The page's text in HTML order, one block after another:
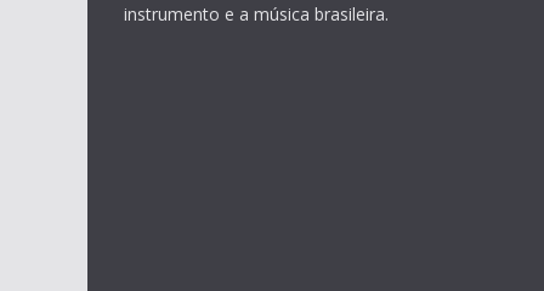
instrumento e a música brasileira.